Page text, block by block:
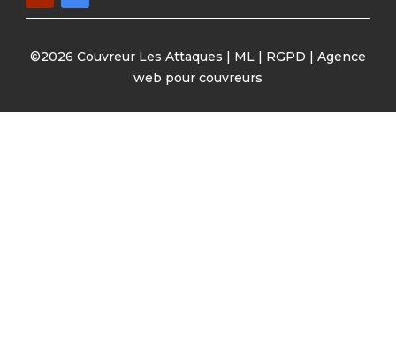
©2026 Couvreur Les Attaques | ML | RGPD | Agence
web pour couvreurs